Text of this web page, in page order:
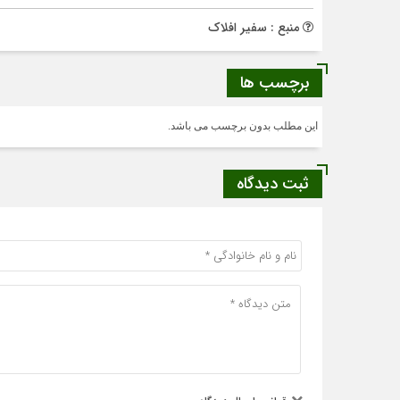
منبع : سفیر افلاک
برچسب ها
این مطلب بدون برچسب می باشد.
ثبت دیدگاه